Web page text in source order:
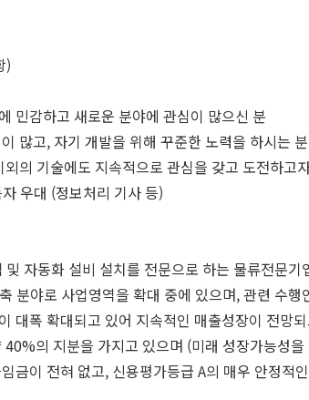
)
민감하고 새로운 분야에 관심이 많으신 분
많고, 자기 개발을 위해 꾸준한 노력을 하시는 분
의 기술에도 지속적으로 관심을 갖고 도전하고
우대 (정보처리 기사 등)
및 자동화 설비 설치를 전문으로 하는 물류전문기
분야로 사업영역을 확대 중에 있으며, 관련 수행
대폭 확대되고 있어 지속적인 매출성장이 전망
의 지분을 가지고 있으며 (미래 성장가능성을
금이 전혀 없고, 신용평가등급 A의 매우 안정적